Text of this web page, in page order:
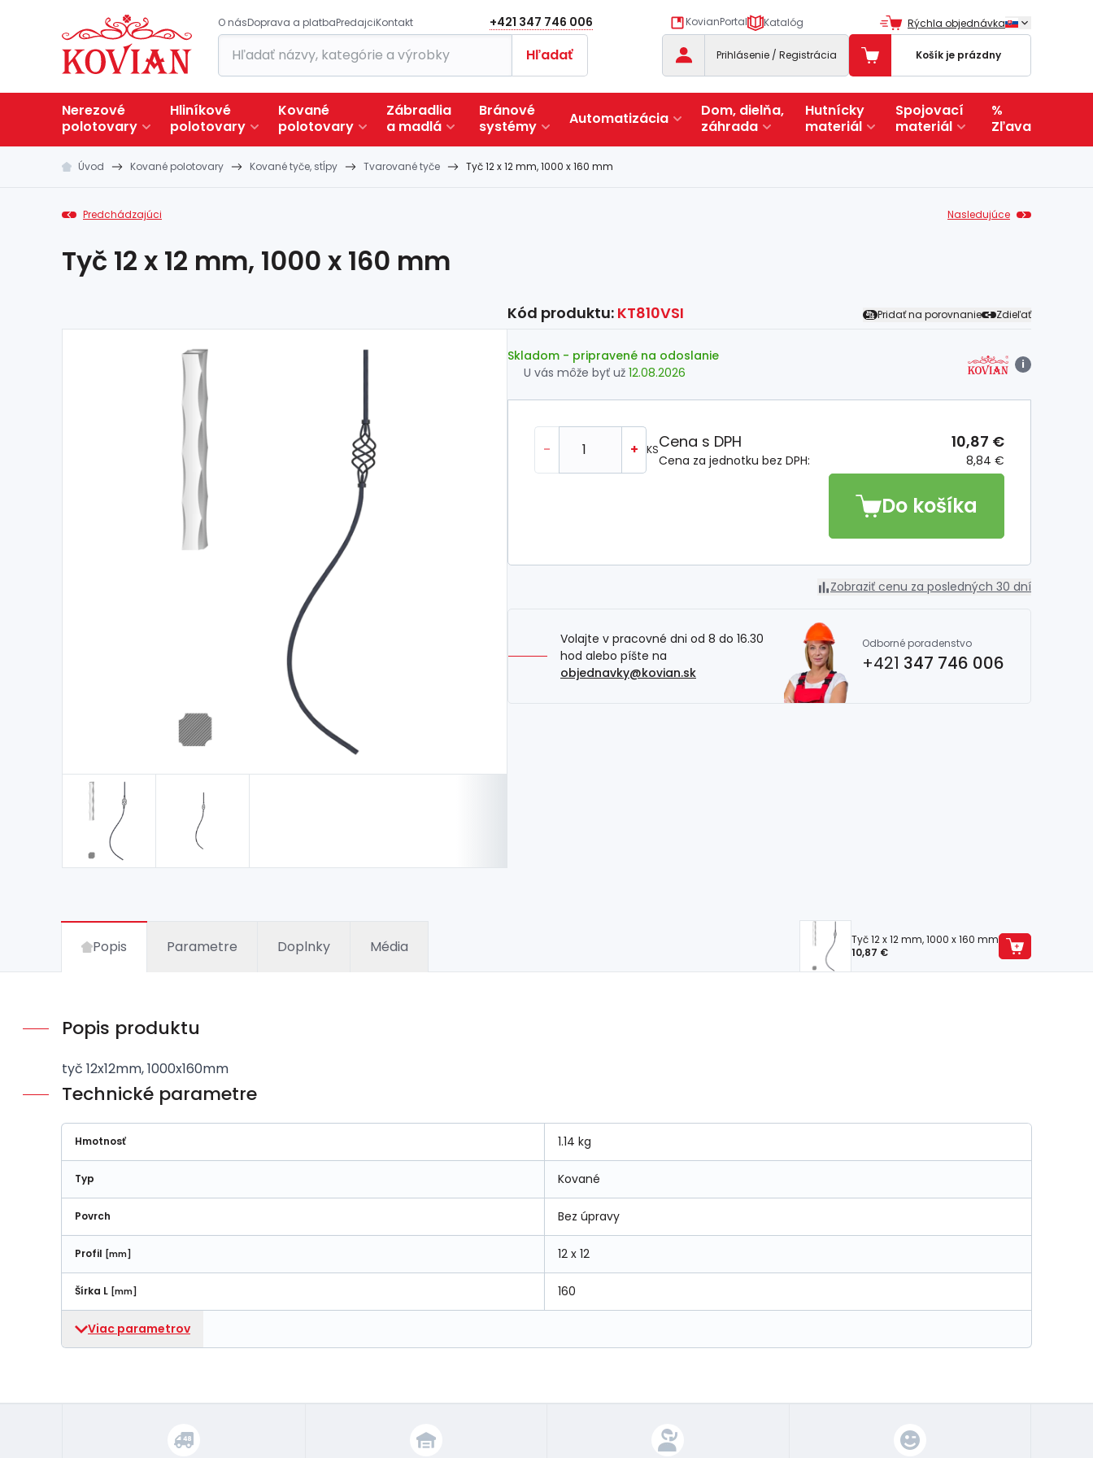
O násDoprava a platbaPredajciKontakt +421 347 746 006 KovianPortal Katalóg Rýchla objednávka
Hľadať Prihlásenie / Registrácia Košík je prázdny
Nerezové
polotovary
Hliníkové
polotovary
Kované
polotovary
Zábradlia
a madlá
Bránové
systémy
Automatizácia
Dom, dielňa,
záhrada
Hutnícky
materiál
Spojovací
materiál
%
Zľava
Úvod Kované polotovary Kované tyče, stĺpy Tvarované tyče Tyč 12 x 12 mm, 1000 x 160 mm
Predchádzajúci Nasledujúce
Tyč 12 x 12 mm, 1000 x 160 mm
Kód produktu: KT810VSI Pridať na porovnanie Zdieľať
Skladom - pripravené na odoslanie
U vás môže byť už 12.08.2026
i
- + KS
Cena za jednotku bez DPH: 8,84 €
Cena s DPH 10,87 €
Do košíka
Zobraziť cenu za posledných 30 dní
Volajte v pracovné dni od 8 do 16.30
hod alebo píšte na
objednavky@kovian.sk
Odborné poradenstvo
+421 347 746 006
Popis Parametre Doplnky Média
Tyč 12 x 12 mm, 1000 x 160 mm
10,87 €
Popis produktu
tyč 12x12mm, 1000x160mm
Technické parametre
Hmotnosť 1.14 kg
Typ Kované
Povrch Bez úpravy
Profil [mm] 12 x 12
Šírka L [mm] 160
Viac parametrov